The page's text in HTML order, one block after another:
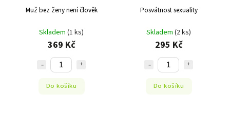
Muž bez ženy není člověk
Skladem (1 ks)
369 Kč
Do košíku
Posvátnost sexuality
Skladem (2 ks)
295 Kč
Do košíku